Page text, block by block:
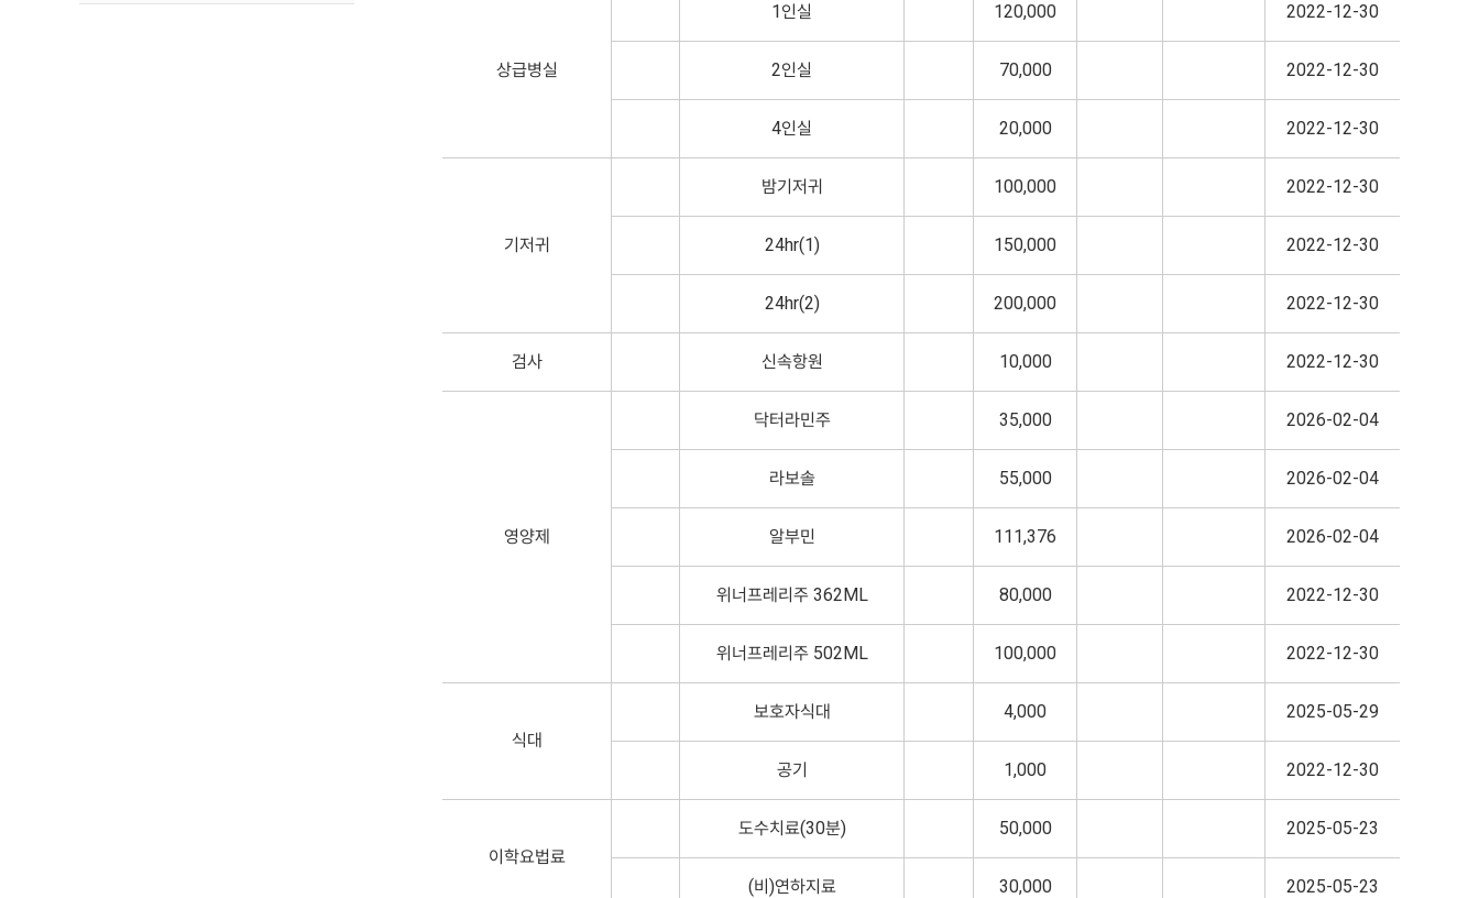
상급병실
1인실 120,000 2022-12-30
2인실 70,000 2022-12-30
4인실 20,000 2022-12-30
기저귀
밤기저귀 100,000 2022-12-30
24hr(1) 150,000 2022-12-30
24hr(2) 200,000 2022-12-30
검사 신속항원 10,000 2022-12-30
영양제
닥터라민주 35,000 2026-02-04
라보솔 55,000 2026-02-04
알부민 111,376 2026-02-04
위너프레리주 362ML 80,000 2022-12-30
위너프레리주 502ML 100,000 2022-12-30
식대
보호자식대 4,000 2025-05-29
공기 1,000 2022-12-30
이학요법료
도수치료(30분) 50,000 2025-05-23
(비)연하지료 30,000 2025-05-23